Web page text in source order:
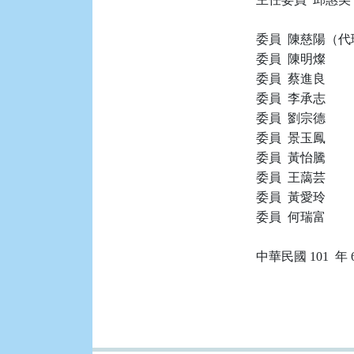
委員  陳慈陽（代
委員  陳明燦
委員  蔡進良
委員  李承志
委員  劉宗德
委員  景玉鳳
委員  黃怡騰
委員  王藹芸
委員  黃愛玲
委員  何瑞富